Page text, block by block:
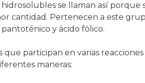
hidrosolubles se llaman así porque
cantidad. Pertenecen a este
pantoténico y ácido fólico.
que participan en varias
maneras: